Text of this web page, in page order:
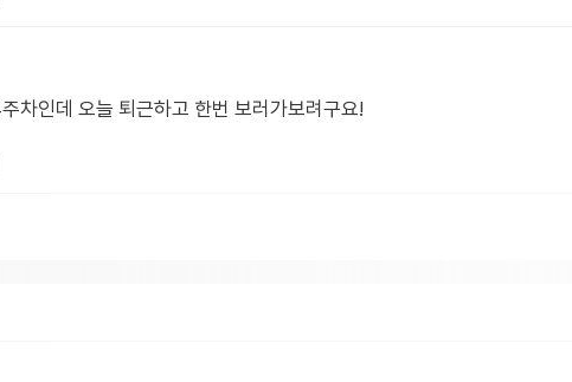
차인데 오늘 퇴근하고 한번 보러가보려구요!